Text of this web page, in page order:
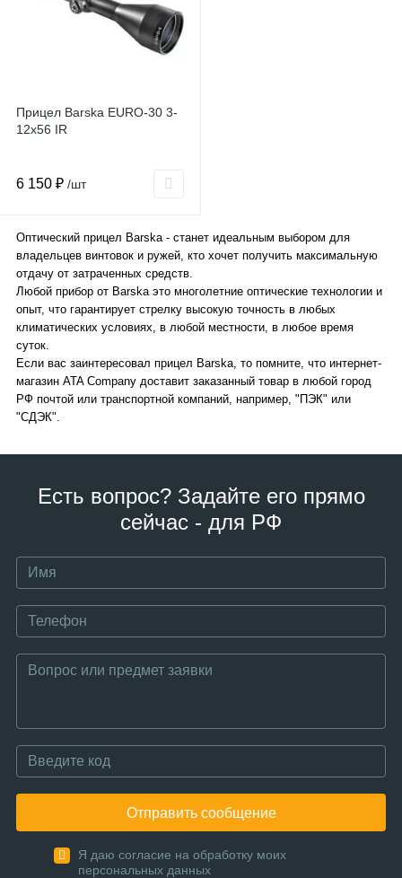
Прицел Barska EURO-30 3-
12x56 IR
6 150 ₽ /шт
Оптический прицел Barska - станет идеальным выбором для
владельцев винтовок и ружей, кто хочет получить максимальную
отдачу от затраченных средств.
Любой прибор от Barska это многолетние оптические технологии и
опыт, что гарантирует стрелку высокую точность в любых
климатических условиях, в любой местности, в любое время
суток.
Если вас заинтересовал прицел Barska, то помните, что интернет-
магазин ATA Company доставит заказанный товар в любой город
РФ почтой или транспортной компаний, например, "ПЭК" или
"СДЭК".
Есть вопрос? Задайте его прямо
сейчас - для РФ
Отправить сообщение
Я даю согласие на обработку моих
персональных данных